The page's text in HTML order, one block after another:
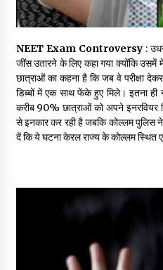
NEET Exam Controversy:
जींस उतारने के लिए कहा गया क्योंकि
छात्राओं का कहना है कि जब वे परीक्षा
डिब्बों में एक साथ फेंके हुए मिले। इतना ही
करीब 90% छात्राओं को अपने इनरवियर
से इनकार कर रही है जबकि कोल्लम पुलिस
दें कि ये घटना केरल राज्य के कोल्लम स्थित